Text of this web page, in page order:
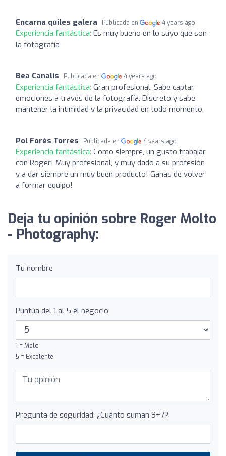
Encarna quiles galera Publicada en 4 years ago
Experiencia fantástica: Es muy bueno en lo suyo que son
la fotografía
Bea Canalis Publicada en 4 years ago
Experiencia fantástica: Gran profesional. Sabe captar
emociones a través de la fotografía. Discreto y sabe
mantener la intimidad y la privacidad en todo momento.
Pol Forès Torres Publicada en 4 years ago
Experiencia fantástica: Como siempre, un gusto trabajar
con Roger! Muy profesional, y muy dado a su profesión
y a dar siempre un muy buen producto! Ganas de volver
a formar equipo!
Deja tu opinión sobre Roger Molto
- Photography:
Tu nombre
Puntúa del 1 al 5 el negocio
1 = Malo
5 = Excelente
Pregunta de seguridad: ¿Cuánto suman 9+7?